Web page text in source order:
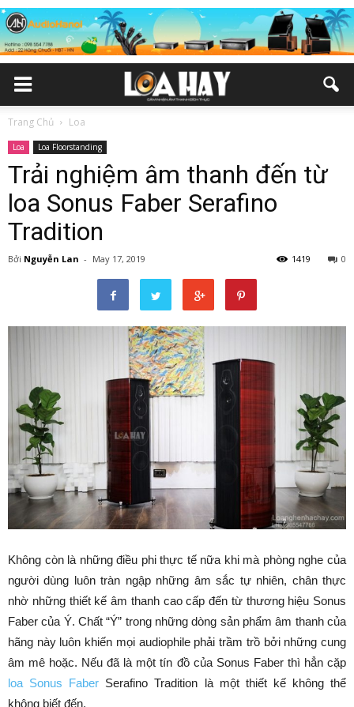
Trang Chủ Loa
Loa Loa Floorstanding
Trải nghiệm âm thanh đến từ
loa Sonus Faber Serafino
Tradition
Bởi Nguyễn Lan - May 17, 2019 0
1419
Không còn là những điều phi thực tế nữa khi mà phòng nghe của
người dùng luôn tràn ngập những âm sắc tự nhiên, chân thực
nhờ những thiết kế âm thanh cao cấp đến từ thương hiệu Sonus
Faber của Ý. Chất “Ý” trong những dòng sản phẩm âm thanh của
hãng này luôn khiến mọi audiophile phải trầm trồ bởi những cung
âm mê hoặc. Nếu đã là một tín đồ của Sonus Faber thì hẳn cặp
loa Sonus Faber Serafino Tradition là một thiết kế không thể
không biết đến.